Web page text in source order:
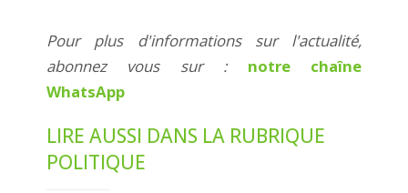
Pour plus d'informations sur l'actualité,
abonnez vous sur : notre chaîne
WhatsApp
LIRE AUSSI DANS LA RUBRIQUE
POLITIQUE